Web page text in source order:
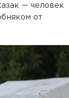
— человек
от